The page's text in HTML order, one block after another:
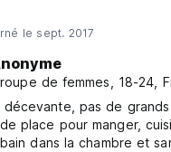
le sept. 2017
de femmes, 18-24,
décevante, pas de
place pour manger,
dans la chambre et